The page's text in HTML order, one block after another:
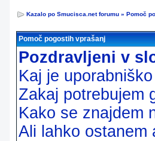
Kazalo po Smucisca.net forumu » Pomoč
Pomoč pogostih vprašanj
Pozdravljeni v
Kaj je
Zakaj potrebujem
Kako se znajdem
Ali lahko ostanem